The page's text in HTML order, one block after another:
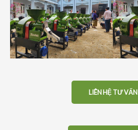
LIÊN HỆ TƯ VẤN